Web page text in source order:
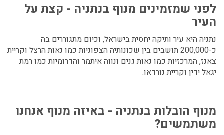
לפני שמזמינים מנוף בנתניה - קצת על
העיר
נתניה היא עיר ותיקה יחסית בישראל, וכיום מתגוררים בה
כ-200,000 תושבים בין שכונותיה הצפוניות כמו נאות הרצל וקריית
צאנז, המרכזיות כמו נאות גנים ונווה איתמר והדרומיות כמו רמת
יגאל ידין וקריית נורדאו.
מנוף הובלות בנתניה - באיזה מנוף אנחנו
משתמשים?